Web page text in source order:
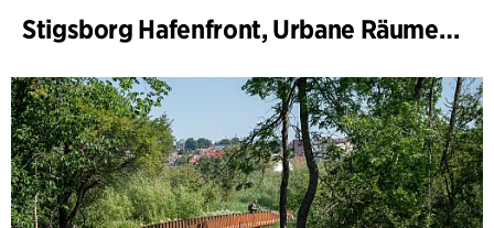
Stigsborg Hafenfront, Urbane Räume und Landschaft